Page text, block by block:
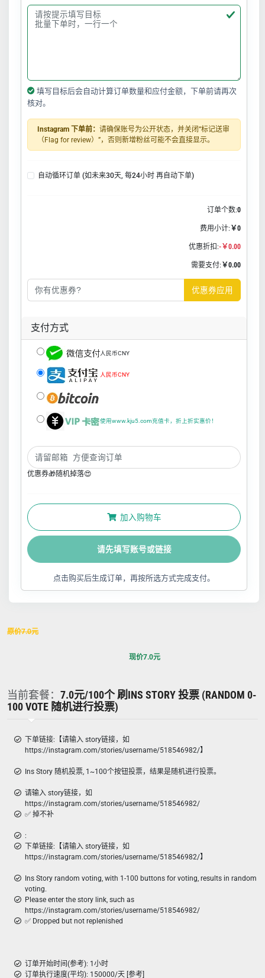
填写目标后会自动计算订单数量和应付金额，下单前请再次
核对。
Instagram 下单前： 请确保账号为公开状态，并关闭“标记送审
（Flag for review）”，否则新增粉丝可能不会直接显示。
自动循环订单 (如未来30天, 每24小时 再自动下单)
订单个数:0
费用小计: ￥0
优惠折扣:-￥0.00
需要支付: ￥0.00
优惠券应用
支付方式
人民币CNY
人民币CNY
使用www.kju5.com充值卡，折上折实惠价！
优惠券🎁随机掉落😍
加入购物车
请先填写账号或链接
点击购买后生成订单，再按所选方式完成支付。
原价7.0元
现价7.0元
当前套餐： 7.0元/100个 刷INS STORY 投票 (RANDOM 0-
100 VOTE 随机进行投票)
下单链接:【请输入 story链接，如
https://instagram.com/stories/username/518546982/】
Ins Story 随机投票, 1~100个按钮投票，结果是随机进行投票。
请输入 story链接，如
https://instagram.com/stories/username/518546982/
✅ 掉不补
:
下单链接:【请输入 story链接，如
https://instagram.com/stories/username/518546982/】
Ins Story random voting, with 1-100 buttons for voting, results in random
voting.
Please enter the story link, such as
https://instagram.com/stories/username/518546982/
✅ Dropped but not replenished
订单开始时间(参考): 1小时
订单执行速度(平均): 150000/天 [参考]